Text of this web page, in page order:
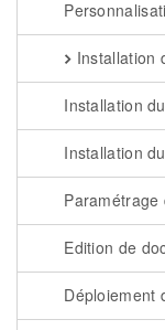
Installation
Installation
Installation
Edition de
Déploiement